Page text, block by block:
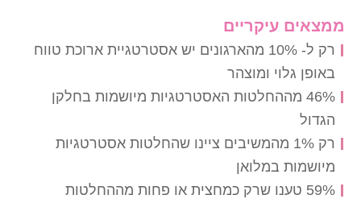
ממצאים עיקריים
רק ל- 10% מהארגונים יש אסטרטגיית ארוכת טווח
באופן גלוי ומוצהר
46% מההחלטות האסטרטגיות מיושמות בחלקן
הגדול
רק 1% מהמשיבים ציינו שהחלטות אסטרטגיות
מיושמות במלואן
59% טענו שרק כמחצית או פחות מההחלטות